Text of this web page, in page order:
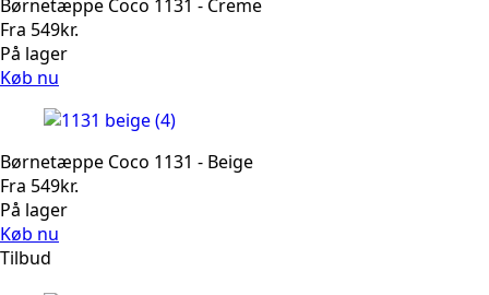
Børnetæppe Coco 1131 - Creme
Fra 549kr.
På lager
Køb nu
Børnetæppe Coco 1131 - Beige
Fra 549kr.
På lager
Køb nu
Tilbud